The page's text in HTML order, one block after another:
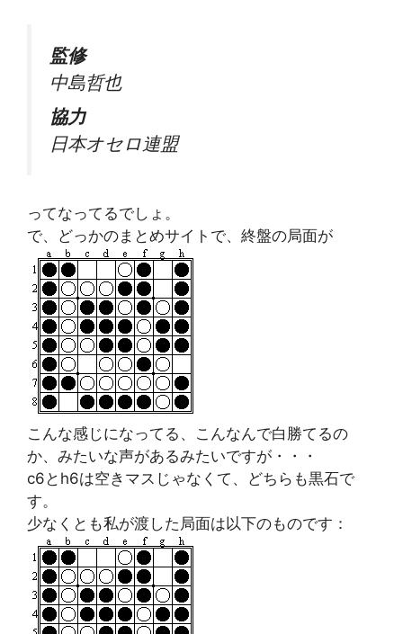
監修
中島哲也
協力
日本オセロ連盟
ってなってるでしょ。
で、どっかのまとめサイトで、終盤の局面が
こんな感じになってる、こんなんで白勝てるの
か、みたいな声があるみたいですが・・・
c6とh6は空きマスじゃなくて、どちらも黒石で
す。
少なくとも私が渡した局面は以下のものです：